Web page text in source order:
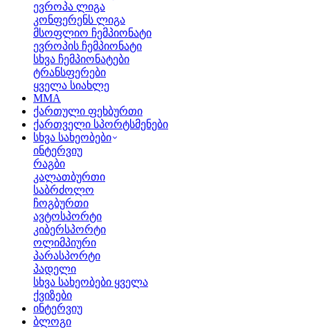
ევროპა ლიგა
კონფერენს ლიგა
მსოფლიო ჩემპიონატი
ევროპის ჩემპიონატი
სხვა ჩემპიონატები
ტრანსფერები
ყველა სიახლე
MMA
ქართული ფეხბურთი
ქართველი სპორტსმენები
სხვა სახეობები
ინტერვიუ
რაგბი
კალათბურთი
საბრძოლო
ჩოგბურთი
ავტოსპორტი
კიბერსპორტი
ოლიმპიური
პარასპორტი
პადელი
სხვა სახეობები ყველა
ქვიზები
ინტერვიუ
ბლოგი